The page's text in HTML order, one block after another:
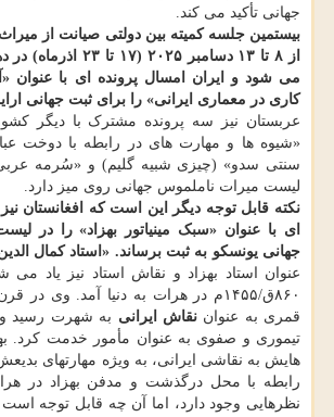
جهانی تأکید می کند.
بیستمین جلسه کمیته بین دولتی صیانت از
از ۸ تا ۱۳ دسامبر ۲۰۲۵
می شود و ایران امسال پرونده ای با عنوان
کاری در معماری ایرانی» را برای ثبت جهانی
عربستان نیز سه پرونده مشترک با دیگر
«شیوه ها و مهارت های در رابطه با دوخت
سنتی سدو» (چیزی شبیه گلیم) و «سُرمه
لیست میرات ناملموس جهانی روی میز دارد.
نکته قابل توجه دیگر این است که افغانستان
ای با عنوان «سبک مینیاتور بهزاد» را در
جهانی یونسکو به ثبت برساند. «استاد کمال
عنوان استاد بهزاد و نقاش استاد نیز یاد
۸۶۰ق/۱۴۵۵م در هرات به دنیا آمد. وی
قمری به عنواننقاش ایرانی به شهرت رسید و
تیموری و صفوی به عنوان مأمور خدمت کرد.
هایش به نقاشی ایرانی، به ویژه مهارتهای
رابطه با محل درگذشت و مدفن بهزاد در
نظرهایی وجود دارد، اما آن چه قابل توجه است